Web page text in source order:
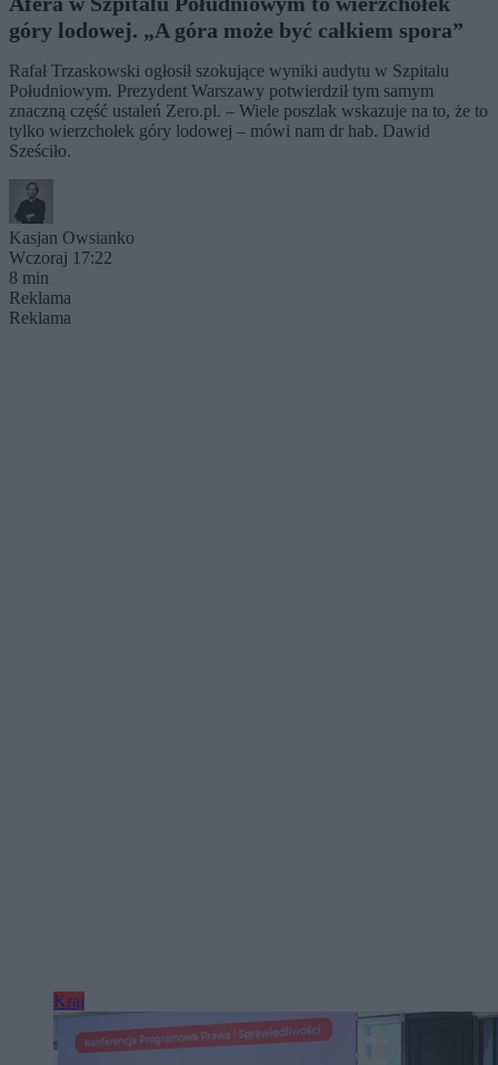
góry lodowej. „A góra może być całkiem spora”
Rafał Trzaskowski ogłosił szokujące wyniki audytu w Szpitalu
Południowym. Prezydent Warszawy potwierdził tym samym
znaczną część ustaleń Zero.pl. – Wiele poszlak wskazuje na to, że to
tylko wierzchołek góry lodowej – mówi nam dr hab. Dawid
Sześciło.
Kasjan Owsianko
Wczoraj 17:22
8 min
Reklama
Reklama
Kraj